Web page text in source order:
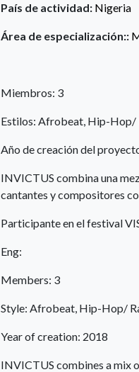
País de actividad: Nigeria
Área de especialización::
Miembros: 3
Estilos: Afrobeat, Hip-Hop/
Año de creación del
INVICTUS combina una
cantantes y compositores
Participante en el festival
Eng:
Members: 3
Style: Afrobeat, Hip-Hop/
Year of creation: 2018
INVICTUS combines a mix